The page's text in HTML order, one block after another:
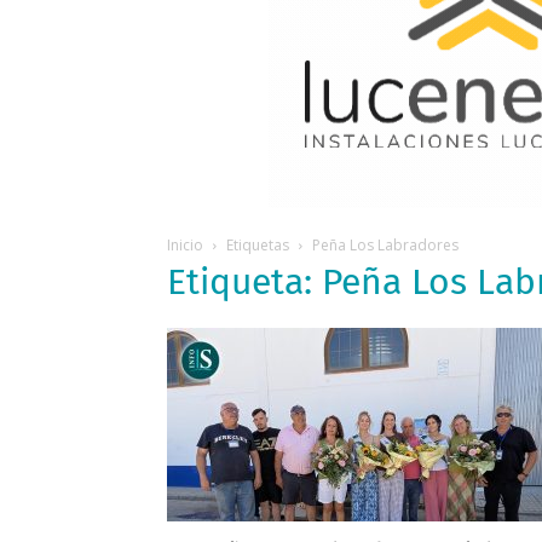
Inicio Etiquetas Peña Los Labradores
Etiqueta: Peña Los